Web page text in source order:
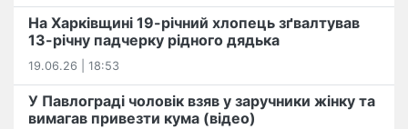
На Харківщині 19-річний хлопець​ ️зґвалтував
13-річну падчерку рідного дядька
19.06.26 | 18:53
У Павлограді чоловік взяв у заручники жінку та
вимагав привезти кума (відео)